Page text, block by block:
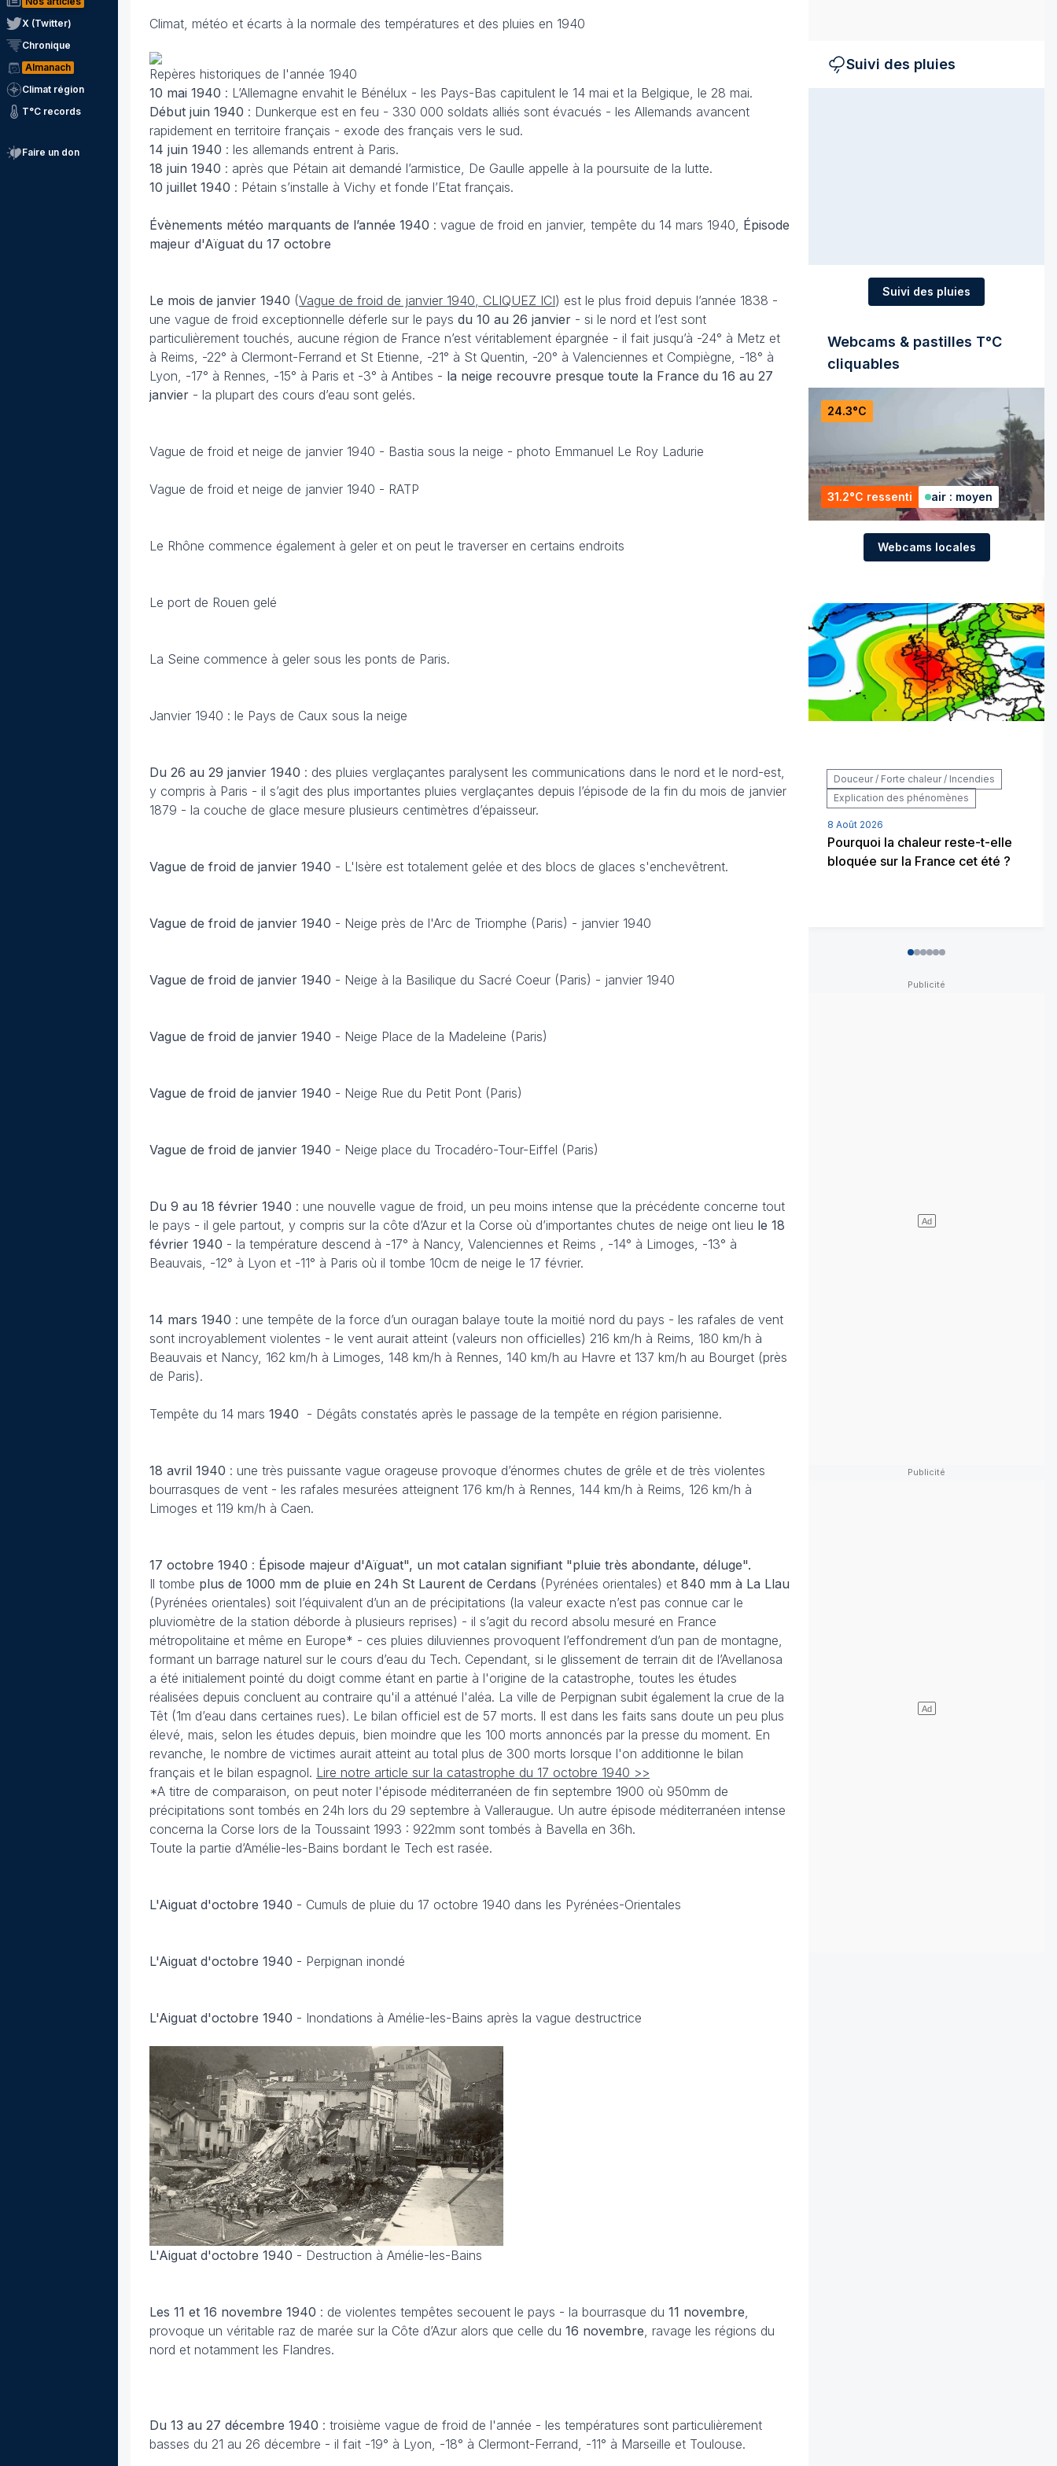
X (Twitter)
Chronique
Almanach
Climat région
T°C records
Faire un don
Climat, météo et écarts à la normale des températures et des pluies en 1940
Repères historiques de l'année 1940
10 mai 1940 : L’Allemagne envahit le Bénélux - les Pays-Bas capitulent le 14 mai et la Belgique, le 28 mai.
Début juin 1940 : Dunkerque est en feu - 330 000 soldats alliés sont évacués - les Allemands avancent
rapidement en territoire français - exode des français vers le sud.
14 juin 1940 : les allemands entrent à Paris.
18 juin 1940 : après que Pétain ait demandé l’armistice, De Gaulle appelle à la poursuite de la lutte.
10 juillet 1940 : Pétain s’installe à Vichy et fonde l’Etat français.
Évènements météo marquants de l’année 1940 : vague de froid en janvier, tempête du 14 mars 1940, Épisode
majeur d'Aïguat du 17 octobre
Le mois de janvier 1940 (Vague de froid de janvier 1940, CLIQUEZ ICI) est le plus froid depuis l’année 1838 -
une vague de froid exceptionnelle déferle sur le pays du 10 au 26 janvier - si le nord et l’est sont
particulièrement touchés, aucune région de France n’est véritablement épargnée - il fait jusqu’à -24° à Metz et
à Reims, -22° à Clermont-Ferrand et St Etienne, -21° à St Quentin, -20° à Valenciennes et Compiègne, -18° à
Lyon, -17° à Rennes, -15° à Paris et -3° à Antibes - la neige recouvre presque toute la France du 16 au 27
janvier - la plupart des cours d’eau sont gelés.
Vague de froid et neige de janvier 1940 - Bastia sous la neige - photo Emmanuel Le Roy Ladurie
Vague de froid et neige de janvier 1940 - RATP
Le Rhône commence également à geler et on peut le traverser en certains endroits
Le port de Rouen gelé
La Seine commence à geler sous les ponts de Paris.
Janvier 1940 : le Pays de Caux sous la neige
Du 26 au 29 janvier 1940 : des pluies verglaçantes paralysent les communications dans le nord et le nord-est,
y compris à Paris - il s’agit des plus importantes pluies verglaçantes depuis l’épisode de la fin du mois de janvier
1879 - la couche de glace mesure plusieurs centimètres d’épaisseur.
Vague de froid de janvier 1940 - L'Isère est totalement gelée et des blocs de glaces s'enchevêtrent.
Vague de froid de janvier 1940 - Neige près de l'Arc de Triomphe (Paris) - janvier 1940
Vague de froid de janvier 1940 - Neige à la Basilique du Sacré Coeur (Paris) - janvier 1940
Vague de froid de janvier 1940 - Neige Place de la Madeleine (Paris)
Vague de froid de janvier 1940 - Neige Rue du Petit Pont (Paris)
Vague de froid de janvier 1940 - Neige place du Trocadéro-Tour-Eiffel (Paris)
Du 9 au 18 février 1940 : une nouvelle vague de froid, un peu moins intense que la précédente concerne tout
le pays - il gele partout, y compris sur la côte d’Azur et la Corse où d’importantes chutes de neige ont lieu le 18
février 1940 - la température descend à -17° à Nancy, Valenciennes et Reims , -14° à Limoges, -13° à
Beauvais, -12° à Lyon et -11° à Paris où il tombe 10cm de neige le 17 février.
14 mars 1940 : une tempête de la force d’un ouragan balaye toute la moitié nord du pays - les rafales de vent
sont incroyablement violentes - le vent aurait atteint (valeurs non officielles) 216 km/h à Reims, 180 km/h à
Beauvais et Nancy, 162 km/h à Limoges, 148 km/h à Rennes, 140 km/h au Havre et 137 km/h au Bourget (près
de Paris).
Tempête du 14 mars 1940 - Dégâts constatés après le passage de la tempête en région parisienne.
18 avril 1940 : une très puissante vague orageuse provoque d’énormes chutes de grêle et de très violentes
bourrasques de vent - les rafales mesurées atteignent 176 km/h à Rennes, 144 km/h à Reims, 126 km/h à
Limoges et 119 km/h à Caen.
17 octobre 1940 : Épisode majeur d'Aïguat", un mot catalan signifiant "pluie très abondante, déluge".
Il tombe plus de 1000 mm de pluie en 24h St Laurent de Cerdans (Pyrénées orientales) et 840 mm à La Llau
(Pyrénées orientales) soit l’équivalent d’un an de précipitations (la valeur exacte n’est pas connue car le
pluviomètre de la station déborde à plusieurs reprises) - il s’agit du record absolu mesuré en France
métropolitaine et même en Europe* - ces pluies diluviennes provoquent l’effondrement d’un pan de montagne,
formant un barrage naturel sur le cours d’eau du Tech. Cependant, si le glissement de terrain dit de l’Avellanosa
a été initialement pointé du doigt comme étant en partie à l'origine de la catastrophe, toutes les études
réalisées depuis concluent au contraire qu'il a atténué l'aléa. La ville de Perpignan subit également la crue de la
Têt (1m d’eau dans certaines rues). Le bilan officiel est de 57 morts. Il est dans les faits sans doute un peu plus
élevé, mais, selon les études depuis, bien moindre que les 100 morts annoncés par la presse du moment. En
revanche, le nombre de victimes aurait atteint au total plus de 300 morts lorsque l'on additionne le bilan
français et le bilan espagnol. Lire notre article sur la catastrophe du 17 octobre 1940 >>
*A titre de comparaison, on peut noter l'épisode méditerranéen de fin septembre 1900 où 950mm de
précipitations sont tombés en 24h lors du 29 septembre à Valleraugue. Un autre épisode méditerranéen intense
concerna la Corse lors de la Toussaint 1993 : 922mm sont tombés à Bavella en 36h.
Toute la partie d’Amélie-les-Bains bordant le Tech est rasée.
L'Aiguat d'octobre 1940 - Cumuls de pluie du 17 octobre 1940 dans les Pyrénées-Orientales
L'Aiguat d'octobre 1940 - Perpignan inondé
L'Aiguat d'octobre 1940 - Inondations à Amélie-les-Bains après la vague destructrice
L'Aiguat d'octobre 1940 - Destruction à Amélie-les-Bains
Les 11 et 16 novembre 1940 : de violentes tempêtes secouent le pays - la bourrasque du 11 novembre,
provoque un véritable raz de marée sur la Côte d’Azur alors que celle du 16 novembre, ravage les régions du
nord et notamment les Flandres.
Du 13 au 27 décembre 1940 : troisième vague de froid de l'année - les températures sont particulièrement
basses du 21 au 26 décembre - il fait -19° à Lyon, -18° à Clermont-Ferrand, -11° à Marseille et Toulouse.
Suivi des pluies
Suivi des pluies
Webcams & pastilles T°C
cliquables
24.3°C
31.2°C ressenti air : moyen
Webcams locales
Douceur / Forte chaleur / Incendies
Explication des phénomènes
8 Août 2026
Pourquoi la chaleur reste-t-elle
bloquée sur la France cet été ?
012345